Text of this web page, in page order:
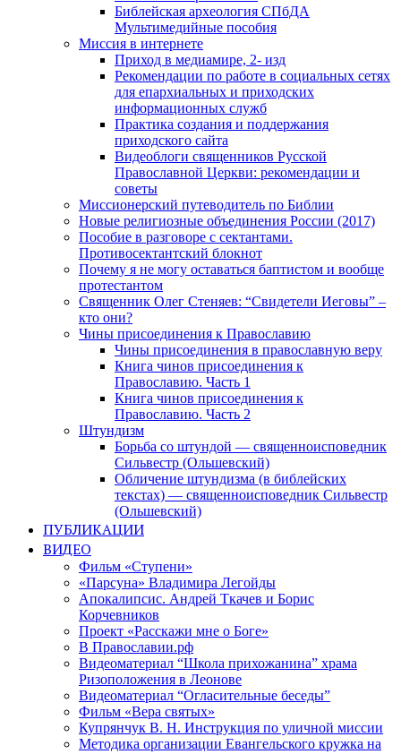
Библейская археология СПбДА
Мультимедийные пособия
Миссия в интернете
Приход в медиамире, 2- изд
Рекомендации по работе в социальных сетях
для епархиальных и приходских
информационных служб
Практика создания и поддержания
приходского сайта
Видеоблоги священников Русской
Православной Церкви: рекомендации и
советы
Миссионерский путеводитель по Библии
Новые религиозные объединения России (2017)
Пособие в разговоре с сектантами.
Противосектантский блокнот
Почему я не могу оставаться баптистом и вообще
протестантом
Священник Олег Стеняев: “Свидетели Иеговы” –
кто они?
Чины присоединения к Православию
Чины присоединения в православную веру
Книга чинов присоединения к
Православию. Часть 1
Книга чинов присоединения к
Православию. Часть 2
Штундизм
Борьба со штундой — священноисповедник
Сильвестр (Ольшевский)
Обличение штундизма (в библейских
текстах) — священноисповедник Сильвестр
(Ольшевский)
ПУБЛИКАЦИИ
ВИДЕО
Фильм «Ступени»
«Парсуна» Владимира Легойды
Апокалипсис. Андрей Ткачев и Борис
Корчевников
Проект «Расскажи мне о Боге»
В Православии.рф
Видеоматериал “Школа прихожанина” храма
Ризоположения в Леонове
Видеоматериал “Огласительные беседы”
Фильм «Вера святых»
Купрянчук В. Н. Инструкция по уличной миссии
Методика организации Евангельского кружка на